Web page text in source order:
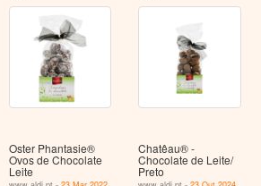
Oster Phantasie®
Ovos de Chocolate
Leite
Chatêau® -
Chocolate de Leite/
Preto